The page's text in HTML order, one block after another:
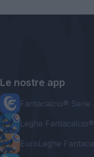
Le nostre app
Fantacalcio® Serie
Leghe
EuroLeghe